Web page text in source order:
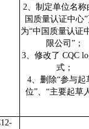
2、制定单位名称
国质量认证中心
为“中国质量认证
限公司”；
3、修改了 CQC
式；
4、删除“参与起
位”、“主要起草